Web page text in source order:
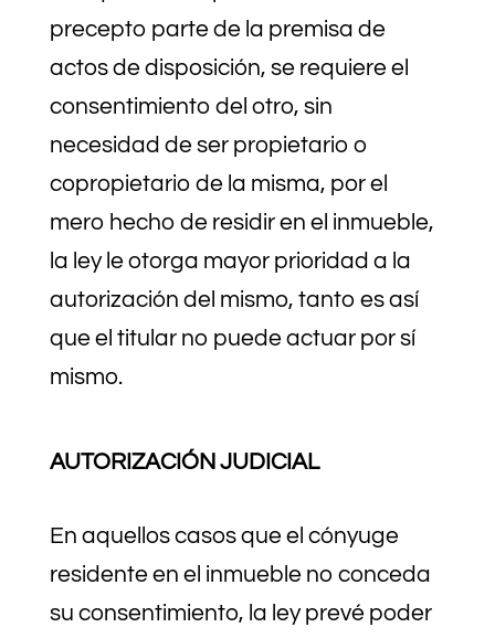
precepto parte de la premisa de
actos de disposición, se requiere el
consentimiento del otro, sin
necesidad de ser propietario o
copropietario de la misma, por el
mero hecho de residir en el inmueble,
la ley le otorga mayor prioridad a la
autorización del mismo, tanto es así
que el titular no puede actuar por sí
mismo.
AUTORIZACIÓN JUDICIAL
En aquellos casos que el cónyuge
residente en el inmueble no conceda
su consentimiento, la ley prevé poder